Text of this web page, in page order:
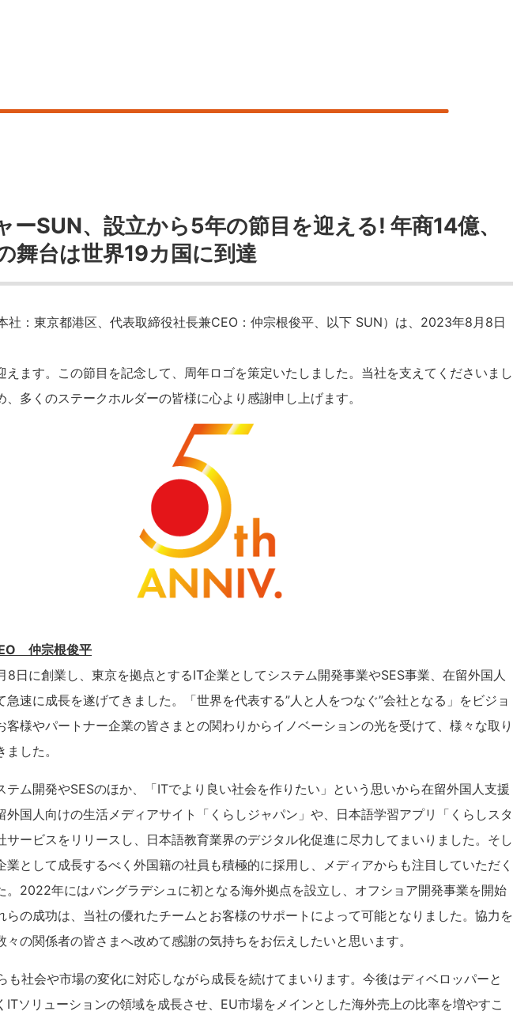
ーSUN、設立から5年の節目を迎える! 年商14億、
舞台は世界19カ国に到達
社：東京都港区、代表取締役社長兼CEO：仲宗根俊平、以下 SUN）は、2023年8月8日
えます。この節目を記念して、周年ロゴを策定いたしました。当社を支えてくださいまし
、多くのステークホルダーの皆様に心より感謝申し上げます。
仲宗根俊平
8日に創業し、東京を拠点とするIT企業としてシステム開発事業やSES事業、在留外国人
急速に成長を遂げてきました。「世界を代表する”人と人をつなぐ”会社となる」をビジョ
客様やパートナー企業の皆さまとの関わりからイノベーションの光を受けて、様々な取り
した。
テム開発やSESのほか、「ITでより良い社会を作りたい」という思いから在留外国人支援
外国人向けの生活メディアサイト「くらしジャパン」や、日本語学習アプリ「くらしスタ
サービスをリリースし、日本語教育業界のデジタル化促進に尽力してまいりました。そし
業として成長するべく外国籍の社員も積極的に採用し、メディアからも注目していただく
。2022年にはバングラデシュに初となる海外拠点を設立し、オフショア開発事業を開始
らの成功は、当社の優れたチームとお客様のサポートによって可能となりました。協力を
々の関係者の皆さまへ改めて感謝の気持ちをお伝えしたいと思います。
も社会や市場の変化に対応しながら成長を続けてまいります。今後はディベロッパーと
ITソリューションの領域を成長させ、EU市場をメインとした海外売上の比率を増やすこ